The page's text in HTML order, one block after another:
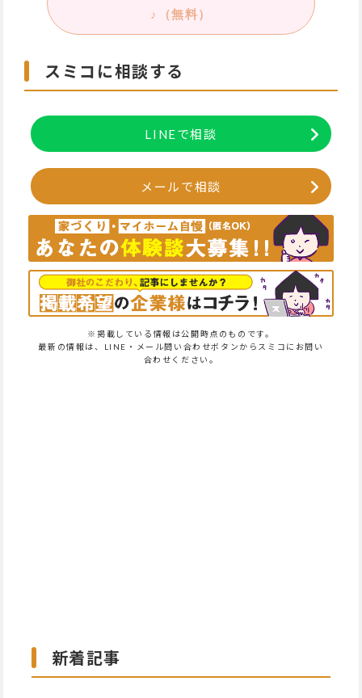
♪（無料）
スミコに相談する
LINEで相談
メールで相談
※掲載している情報は公開時点のものです。
最新の情報は、LINE・メール問い合わせボタンからスミコにお問い
合わせください。
新着記事